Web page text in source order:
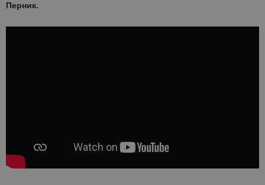
Перник.